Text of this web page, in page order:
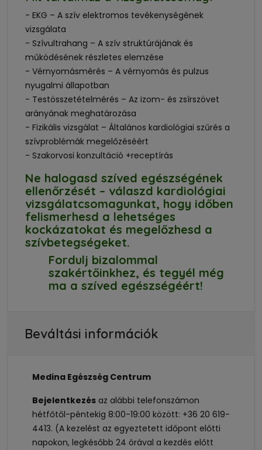
- EKG – A szív elektromos tevékenységének
vizsgálata
- Szívultrahang – A szív struktúrájának és
működésének részletes elemzése
- Vérnyomásmérés – A vérnyomás és pulzus
nyugalmi állapotban
- Testösszetételmérés – Az izom- és zsírszövet
arányának meghatározása
- Fizikális vizsgálat – Általános kardiológiai szűrés a
szívproblémák megelőzéséért
- Szakorvosi konzultáció +receptírás
Ne halogasd szíved egészségének
ellenőrzését – válaszd kardiológiai
vizsgálatcsomagunkat, hogy időben
felismerhesd a lehetséges
kockázatokat és megelőzhesd a
szívbetegségeket.
Fordulj bizalommal
szakértőinkhez, és tegyél még
ma a szíved egészségéért!
Beváltási információk
Medina Egészség Centrum
Bejelentkezés az alábbi telefonszámon
hétfőtől-péntekig 8:00-19:00 között: +36 20 619-
4413. (A kezelést az egyeztetett időpont előtti
napokon, legkésőbb 24 órával a kezdés előtt